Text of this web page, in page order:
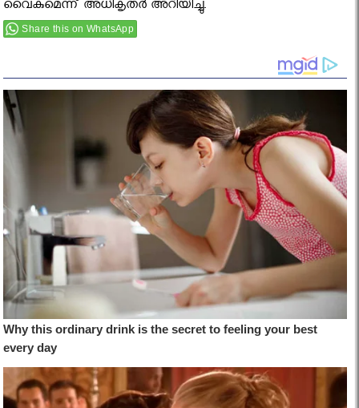
വൈകുമെന്ന് അധികൃതര്‍ അറിയിച്ചു.
Share this on WhatsApp